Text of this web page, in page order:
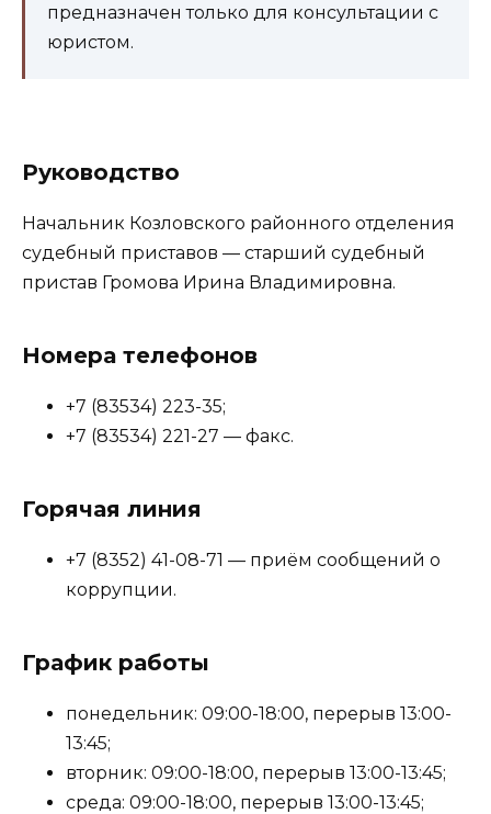
предназначен только для консультации с
юристом.
Руководство
Начальник Козловского районного отделения
судебный приставов — старший судебный
пристав Громова Ирина Владимировна.
Номера телефонов
+7 (83534) 223-35;
+7 (83534) 221-27 — факс.
Горячая линия
+7 (8352) 41-08-71 — приём сообщений о
коррупции.
График работы
понедельник: 09:00-18:00, перерыв 13:00-
13:45;
вторник: 09:00-18:00, перерыв 13:00-13:45;
среда: 09:00-18:00, перерыв 13:00-13:45;